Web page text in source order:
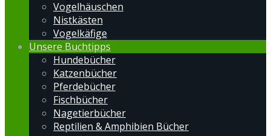
Vogelhäuschen
Nistkästen
Vogelkäfige
Unsere Buchtipps
Hundebücher
Katzenbücher
Pferdebücher
Fischbücher
Nagetierbücher
Reptilien & Amphibien Bücher